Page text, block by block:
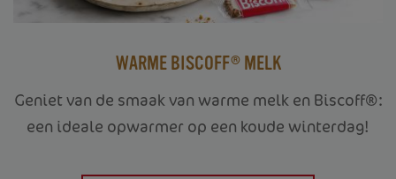
HOME
WARME BISCOFF® MELK
Geniet van de smaak van warme melk en Biscoff®:
een ideale opwarmer op een koude winterdag!